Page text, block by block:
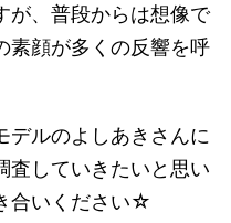
が、普段からは想像で
素顔が多くの反響を呼
デルのよしあきさんに
査していきたいと思い
合いください☆